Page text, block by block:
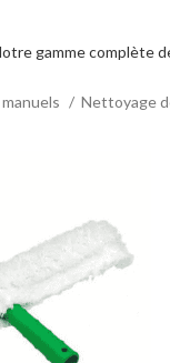
gamme complète
Nettoyage